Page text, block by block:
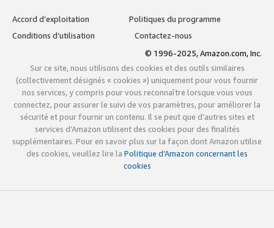
Accord d’exploitation
Politiques du programme
Conditions d’utilisation
Contactez-nous
© 1996-2025, Amazon.com, Inc.
Sur ce site, nous utilisons des cookies et des outils similaires
(collectivement désignés « cookies ») uniquement pour vous fournir
nos services, y compris pour vous reconnaître lorsque vous vous
connectez, pour assurer le suivi de vos paramètres, pour améliorer la
sécurité et pour fournir un contenu. Il se peut que d’autres sites et
services d’Amazon utilisent des cookies pour des finalités
supplémentaires. Pour en savoir plus sur la façon dont Amazon utilise
des cookies, veuillez lire la Politique d’Amazon concernant les
cookies